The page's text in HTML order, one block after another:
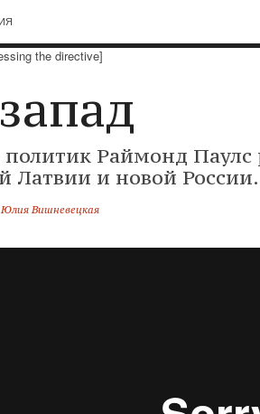
the directive]
Раймонд Паулс
Латвии и новой России.
Вишневецкая